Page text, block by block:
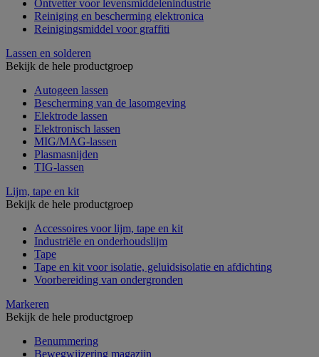
Ontvetter voor levensmiddelenindustrie
Reiniging en bescherming elektronica
Reinigingsmiddel voor graffiti
Lassen en solderen
Bekijk de hele productgroep
Autogeen lassen
Bescherming van de lasomgeving
Elektrode lassen
Elektronisch lassen
MIG/MAG-lassen
Plasmasnijden
TIG-lassen
Lijm, tape en kit
Bekijk de hele productgroep
Accessoires voor lijm, tape en kit
Industriële en onderhoudslijm
Tape
Tape en kit voor isolatie, geluidsisolatie en afdichting
Voorbereiding van ondergronden
Markeren
Bekijk de hele productgroep
Benummering
Bewegwijzering magazijn